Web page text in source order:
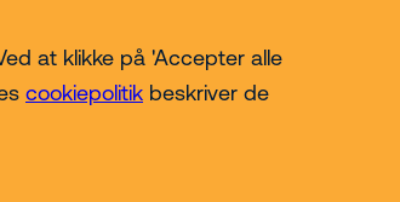
at klikke på 'Accepter alle
cookiepolitik beskriver de